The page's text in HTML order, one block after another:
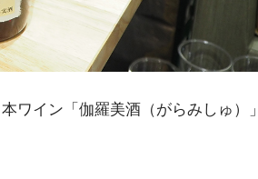
ワイン「伽羅美酒（がらみしゅ）」